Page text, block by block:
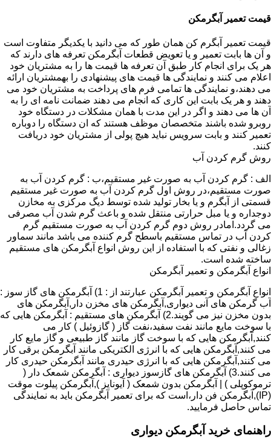
قیمت تعمیر آبگرمکن
قیمت تعمیر آبگرم کن همان طور که می دانید با یکدیگر متفاوت است
و آن ها بابت تعمیر و یا تعویض قطعات آبگرمکن تعرفه های دارند که
هر یک برای انجام کار طبق آن تعرفه ها قیمت ها را به مشتریان خود
اعلام می کنند و نمایندگی ها قیمت های پیشنهادی را بهمشتریان ارائه
می دهند،و نمایندگی ها تمامی فرم های پرداخت به مشتریان خود می
دهند و هر یک بابت این کاری که انجام می دهند ضمانت نامه ای را به
آن ها می دهند و اگر در این مدت با همان مشکلات در دستگاه خود
روبرو شده باشند متخصصان موظف هستند که ان دستگاه را دوباره
تعمیر کنند و بابت سرویس نباید هیچ پولی از مشتریان خود دریافت
کنند.
روش گرم کردن آب
الف : گرم کردن آب به صورت غیر مستقیم،ب : گرم کردن آب به
صورت مستقیم،در روش اول گرم کردن آب به صورت غیر مستقیم
قسمتی از آبگرم و یا بخار تولید شده توسط دیگ مرکزی به مخازن
دوجداره و یا مبل حرارتی منتقل شده و باعث گرم شدن آب مصرفی
می گردد.امادر روش دوم گرم کردن آب به صورت مستقیم گرم
کردن آب در تماس مستقیم باسطح گرم کننده می باشد مانند سماور
زغالی و نفتی که با استفاده از این روش انواع آبگرمکن های مستقیم
ساخته شده است.
انواع آبگرمکن و تعمیر آبگرمکن
انواع آبگرمکن و تعمیر آبگرمکن عبارتند از : 1) آبگرمکن های گاز سوز :
آب گرمکن های آنی دیواری,آبگرمکن های مخزن دار,آبگرمکن های
بدون مخزن نیز می گویند.2) آبگرمکن های مستقیم : آبگرمکن هایی که
با سوخت مایع مانند نفت سفید،نفت گاز ( گازوئیل ) کار می
کنند,آبگرمکن هایی که با سوخت گاز مانند گاز طبیعی و گاز مایع کار
می کنند,آبگرمکن هایی که با انرژی الکتریکی مانند آبگرمکن برقی کار
می کنند,آبگرمکن هایی که با انرژی حیدری مانند آبگرمکن حیدری کار
می کنند.3) آبگرمکن های گازسوز دیواری : آبگرمکن شمعک دار (
ترموکوپلی ) | آبگرمکن بدون شمعک ( آیونایز ),آبگرمکن پیلوت موقت
(IP),آبگرمکن فن دار،است که برای تعمیر آبگرمکن باید به نمایندگی
تماس حاصل فرمایید.
راهنمای خرید آبگرمکن دیواری